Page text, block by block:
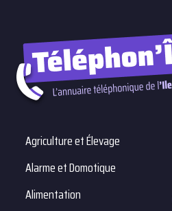
Agriculture et Élevage
Alarme et Domotique
Alimentation